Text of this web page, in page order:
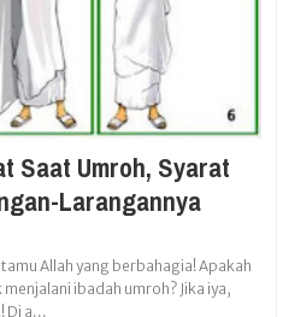
Saat Umroh, Syarat
Larangannya
Allah yang berbahagia! Apakah
ibadah umroh? Jika iya,
Di a...